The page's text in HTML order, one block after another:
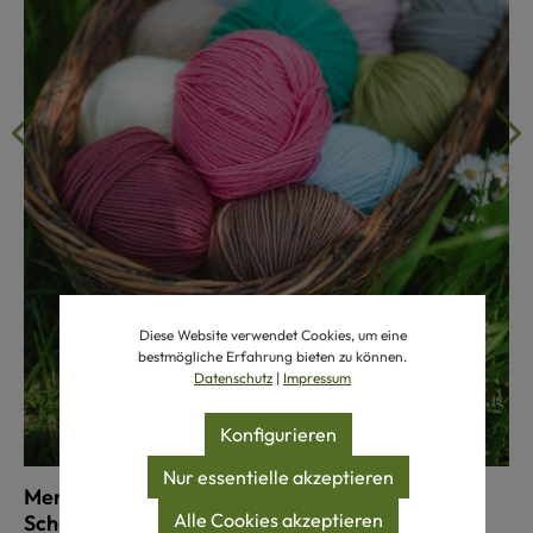
Merinowolle Weich & Warm aus reiner Bio-
Schurwolle
Diese Website verwendet Cookies, um eine
bestmögliche Erfahrung bieten zu können.
Datenschutz | Impressum
Nur essentielle akzeptieren
Konfigurieren
Alle Cookies akzeptieren